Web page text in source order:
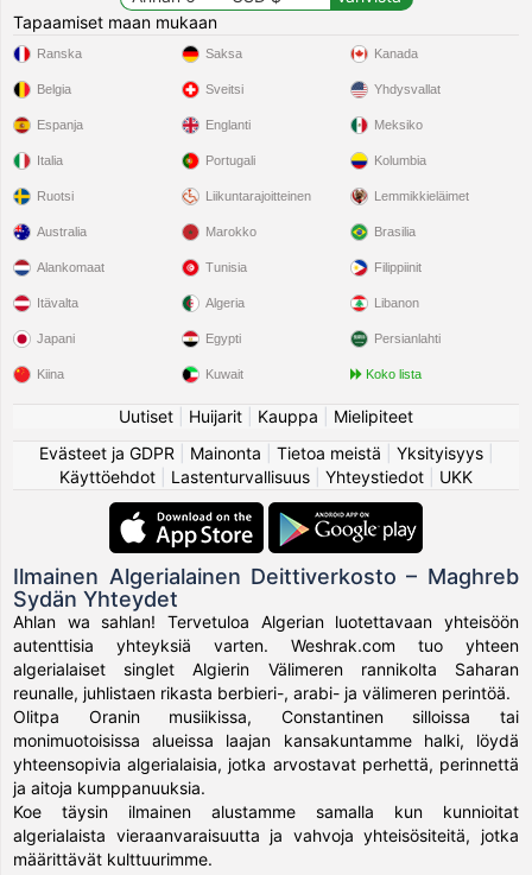
Tapaamiset maan mukaan
Ranska
Belgia
Espanja
Italia
Ruotsi
Saksa
Sveitsi
Englanti
Portugali
Liikuntarajoitteinen
Kanada
Yhdysvallat
Meksiko
Kolumbia
Lemmikkieläimet
Australia
Alankomaat
Itävalta
Japani
Kiina
Marokko
Tunisia
Algeria
Egypti
Kuwait
Brasilia
Filippiinit
Libanon
Persianlahti
Koko lista
Uutiset Huijarit Kauppa
Mielipiteet
Evästeet ja GDPR
Mainonta Tietoa meistä Yksityisyys|
Käyttöehdot
Lastenturvallisuus Yhteystiedot UKK
Ilmainen Algerialainen Deittiverkosto – Maghreb
Sydän Yhteydet
Ahlan wa sahlan! Tervetuloa Algerian luotettavaan yhteisöön
autenttisia yhteyksiä varten. Weshrak.com tuo yhteen
algerialaiset singlet Algierin Välimeren rannikolta Saharan
reunalle, juhlistaen rikasta berbieri-, arabi- ja välimeren perintöä.
Olitpa Oranin musiikissa, Constantinen silloissa tai
monimuotoisissa alueissa laajan kansakuntamme halki, löydä
yhteensopivia algerialaisia, jotka arvostavat perhettä, perinnettä
ja aitoja kumppanuuksia.
Koe täysin ilmainen alustamme samalla kun kunnioitat
algerialaista vieraanvaraisuutta ja vahvoja yhteisösiteitä, jotka
määrittävät kulttuurimme.